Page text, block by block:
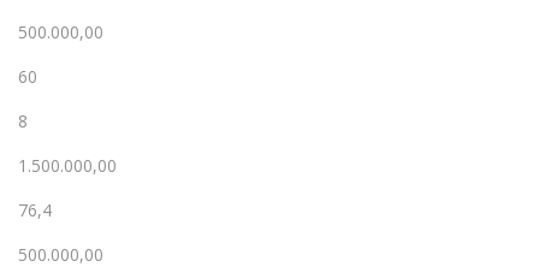
500.000,00
60
8
1.500.000,00
76,4
500.000,00